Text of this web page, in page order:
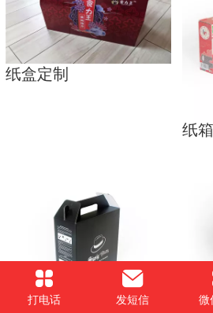
纸盒定制
纸
打电话 发短信 微